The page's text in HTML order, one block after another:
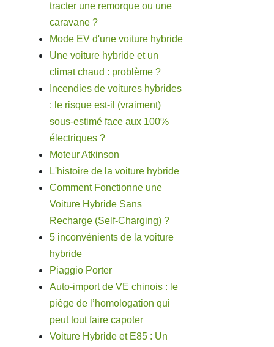
tracter une remorque ou une
caravane ?
Mode EV d'une voiture hybride
Une voiture hybride et un
climat chaud : problème ?
Incendies de voitures hybrides
: le risque est-il (vraiment)
sous-estimé face aux 100%
électriques ?
Moteur Atkinson
L'histoire de la voiture hybride
Comment Fonctionne une
Voiture Hybride Sans
Recharge (Self-Charging) ?
5 inconvénients de la voiture
hybride
Piaggio Porter
Auto-import de VE chinois : le
piège de l’homologation qui
peut tout faire capoter
Voiture Hybride et E85 : Un